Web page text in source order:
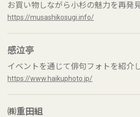
お買い物しながら小杉の魅力を再発
https://musashikosugi.info/
感泣亭
イベントを通じて俳句フォトを紹介
https://www.haikuphoto.jp/
㈱重田組